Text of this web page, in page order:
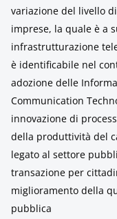
variazione del livello
imprese, la quale è a
infrastrutturazione
è identificabile nel
adozione delle
Communication
innovazione di
della produttività del
legato al settore
transazione per
miglioramento della
pubblica